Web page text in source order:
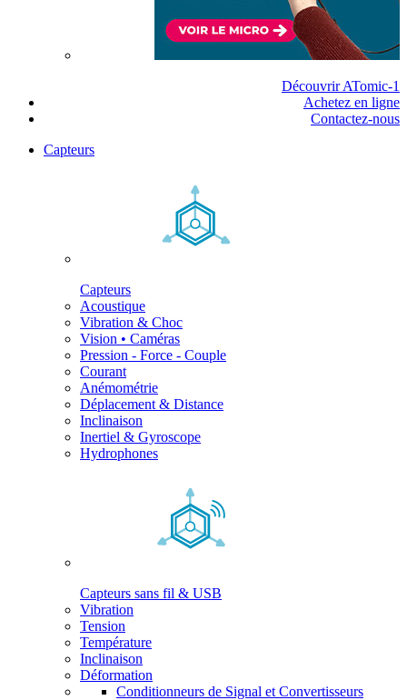
Découvrir ATomic-1
Achetez en ligne
Contactez-nous
Capteurs
Capteurs
Acoustique
Vibration & Choc
Vision • Caméras
Pression - Force - Couple
Courant
Anémométrie
Déplacement & Distance
Inclinaison
Inertiel & Gyroscope
Hydrophones
Capteurs sans fil & USB
Vibration
Tension
Température
Inclinaison
Déformation
Conditionneurs de Signal et Convertisseurs